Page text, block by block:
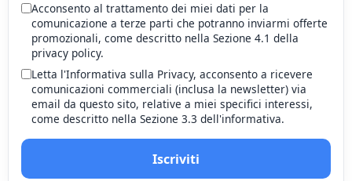
Acconsento al trattamento dei miei dati per la
comunicazione a terze parti che potranno inviarmi offerte
promozionali, come descritto nella Sezione 4.1 della
privacy policy.
Letta l'Informativa sulla Privacy, acconsento a ricevere
comunicazioni commerciali (inclusa la newsletter) via
email da questo sito, relative a miei specifici interessi,
come descritto nella Sezione 3.3 dell'informativa.
Iscriviti